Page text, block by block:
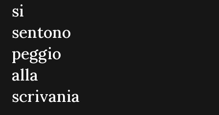
si
sentono
peggio
alla
scrivania